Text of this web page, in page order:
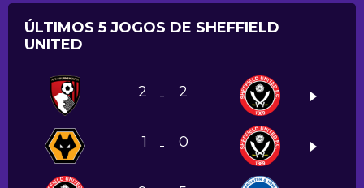
ÚLTIMOS 5 JOGOS DE SHEFFIELD
UNITED
2 - 2
1 - 0